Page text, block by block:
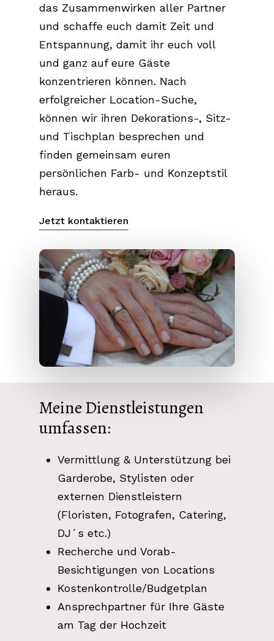
das Zusammenwirken aller Partner
und schaffe euch damit Zeit und
Entspannung, damit ihr euch voll
und ganz auf eure Gäste
konzentrieren können. Nach
erfolgreicher Location-Suche,
können wir ihren Dekorations-, Sitz-
und Tischplan besprechen und
finden gemeinsam euren
persönlichen Farb- und Konzeptstil
heraus.
Jetzt kontaktieren
Meine Dienstleistungen
umfassen:
Vermittlung & Unterstützung bei
Garderobe, Stylisten oder
externen Dienstleistern
(Floristen, Fotografen, Catering,
DJ´s etc.)
Recherche und Vorab-
Besichtigungen von Locations
Kostenkontrolle/Budgetplan
Ansprechpartner für Ihre Gäste
am Tag der Hochzeit